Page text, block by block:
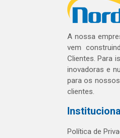
A nossa
vem
Clientes. Para
inovadoras e
para os
clientes.
Política de